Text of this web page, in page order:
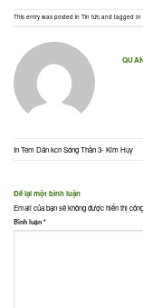
This entry was posted in Tin tức and tagged In
In Tem Dán kcn Sóng Thần 3- Kim Huy
Để lại một bình luận
Email của bạn sẽ không được hiển thị
Bình luận *